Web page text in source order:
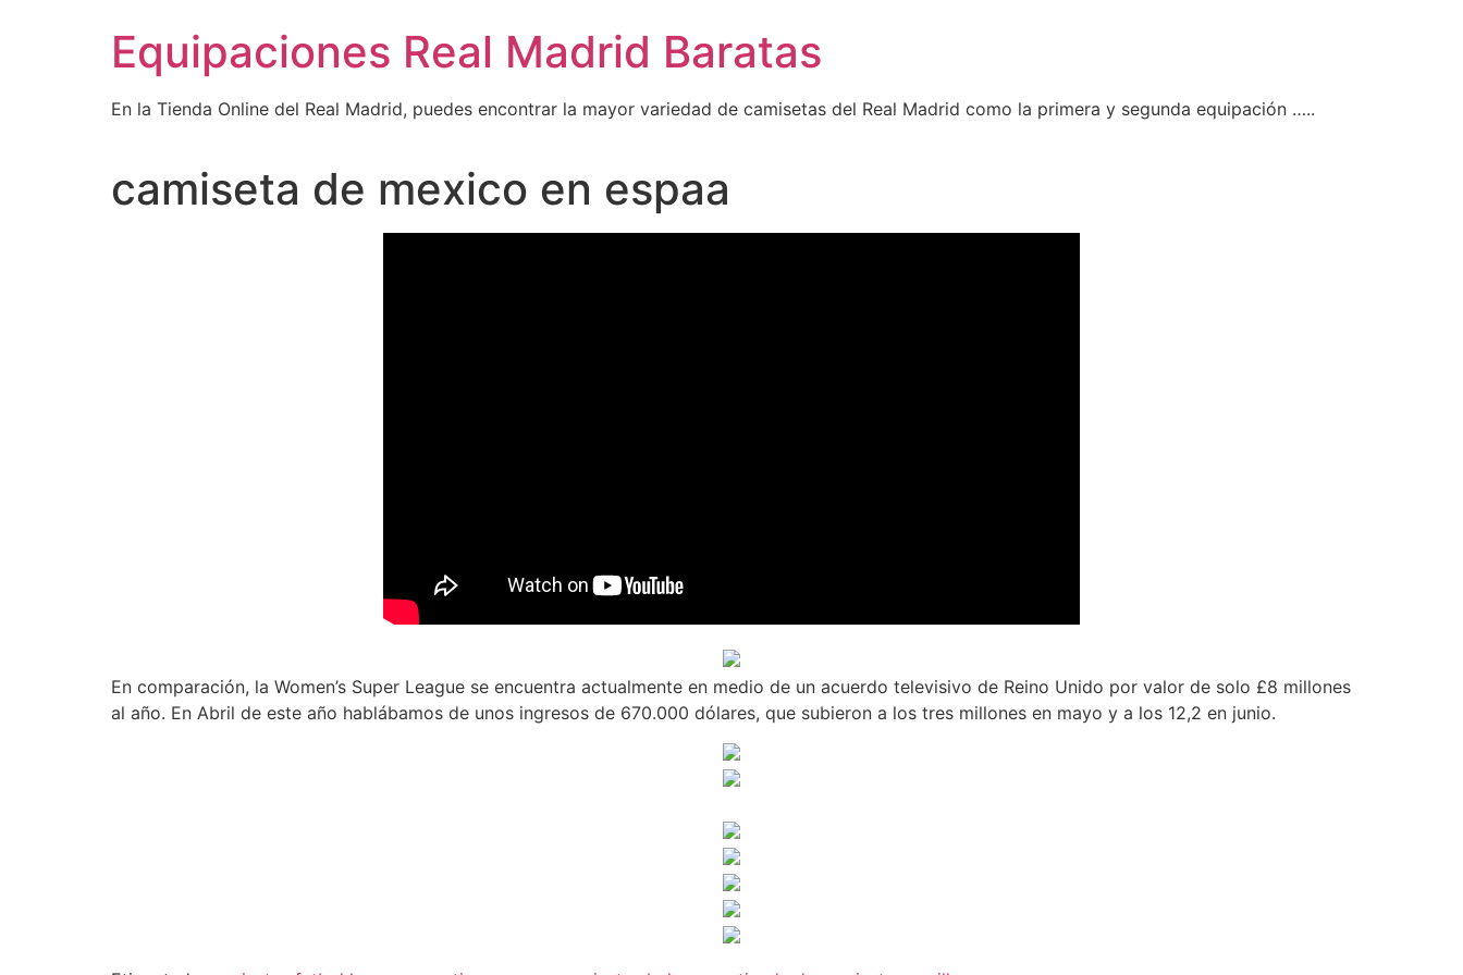
Equipaciones Real Madrid Baratas
En la Tienda Online del Real Madrid, puedes encontrar la mayor variedad de camisetas del Real Madrid como la primera y segunda equipación …..
camiseta de mexico en espaa
En comparación, la Women’s Super League se encuentra actualmente en medio de un acuerdo televisivo de Reino Unido por valor de solo £8 millones
al año. En Abril de este año hablábamos de unos ingresos de 670.000 dólares, que subieron a los tres millones en mayo y a los 12,2 en junio.